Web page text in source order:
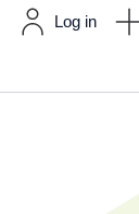
Log in